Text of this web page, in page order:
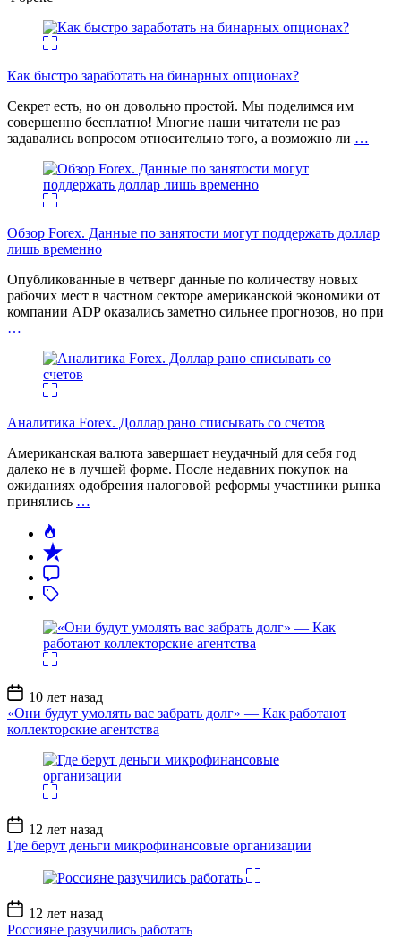
Как быстро заработать на бинарных опционах?
Секрет есть, но он довольно простой. Мы поделимся им
совершенно бесплатно! Многие наши читатели не раз
задавались вопросом относительно того, а возможно ли …
Обзор Forex. Данные по занятости могут поддержать доллар
лишь временно
Опубликованные в четверг данные по количеству новых
рабочих мест в частном секторе американской экономики от
компании ADP оказались заметно сильнее прогнозов, но при
…
Аналитика Forex. Доллар рано списывать со счетов
Американская валюта завершает неудачный для себя год
далеко не в лучшей форме. После недавних покупок на
ожиданиях одобрения налоговой реформы участники рынка
принялись …
Дата
записи
10 лет назад
«Они будут умолять вас забрать долг» — Как работают
коллекторские агентства
Дата
записи
12 лет назад
Где берут деньги микрофинансовые организации
Дата
записи
12 лет назад
Россияне разучились работать